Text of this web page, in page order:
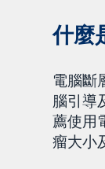
什麼
電腦斷
腦引導
薦使用
瘤大小